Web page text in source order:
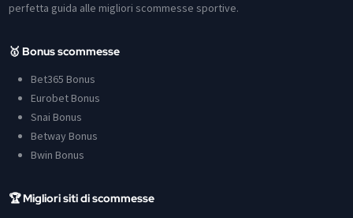
perfetta guida alle migliori scommesse sportive.
🥇 Bonus scommesse
Bet365 Bonus
Eurobet Bonus
Snai Bonus
Betway Bonus
Bwin Bonus
🏆 Migliori siti di scommesse